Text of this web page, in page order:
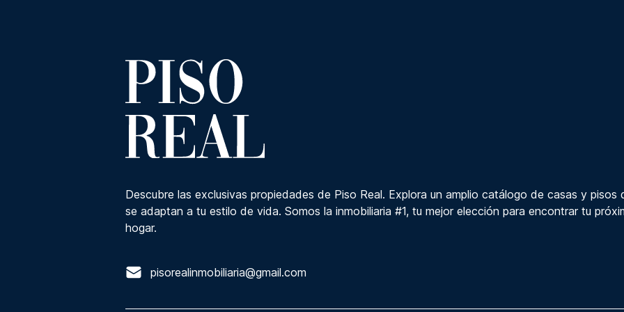
Descubre las exclusivas propiedades de Piso Real. Explora un amplio catálogo de casas y pisos
se adaptan a tu estilo de vida. Somos la inmobiliaria #1, tu mejor elección para encontrar tu
hogar.
pisorealinmobiliaria@gmail.com